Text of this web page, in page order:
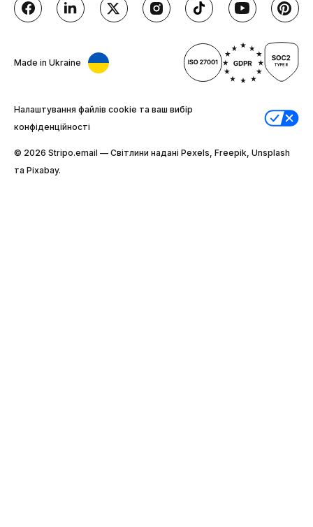
Made in Ukraine
Налаштування файлів cookie та ваш вибір
конфіденційності
© 2026 Stripо.email — Світлини надані Pexels, Freepik, Unsplash
та Pixabay.